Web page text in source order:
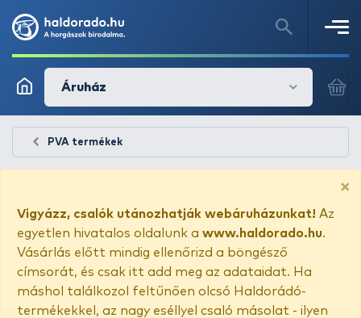
Áruház
PVA termékek
×
Vigyázz, csalók utánozhatják webáruházunkat! Az
egyetlen hivatalos oldalunk a www.haldorado.hu.
Vásárlás előtt mindig ellenőrizd a böngésző
címsorát, és csak itt add meg az adataidat. Ha
máshol találkozol feltűnően olcsó Haldorádó-
termékekkel, az nagy eséllyel csaló másolat - ilyen